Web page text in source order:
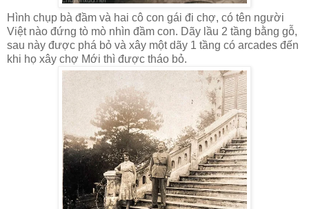
Hình chụp bà đầm và hai cô con gái đi chợ, có tên người
Việt nào đứng tò mò nhìn đầm con. Dãy lầu 2 tầng bằng gỗ,
sau này được phá bỏ và xây một dãy 1 tầng có arcades đến
khi họ xây chợ Mới thì được tháo bỏ.